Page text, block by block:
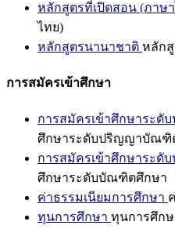
หลักสูตรที่เปิดสอน (ภาษ
ไทย)
หลักสูตรนานาชาติ หลัก
การสมัครเข้าศึกษา
การสมัครเข้าศึกษาระ
ศึกษาระดับปริญญาบัณฑิ
การสมัครเข้าศึกษาระดั
ศึกษาระดับบัณฑิตศึกษา
ค่าธรรมเนียมการศึกษา
ทุนการศึกษา ทุนการศึกษ